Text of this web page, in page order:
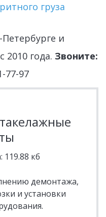
груза
и
2010 года. Звоните:
77-97
119.88 кб
демонтажа,
и установки